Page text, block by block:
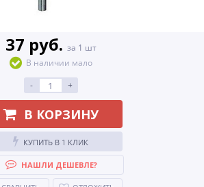
37 руб. за 1 шт
В наличии мало
-
+
В КОРЗИНУ
КУПИТЬ В 1 КЛИК
НАШЛИ ДЕШЕВЛЕ?